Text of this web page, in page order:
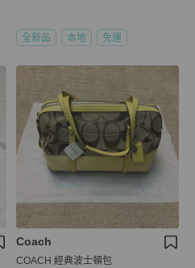
全新品 本地 免運
Coach
COACH 經典波士頓包